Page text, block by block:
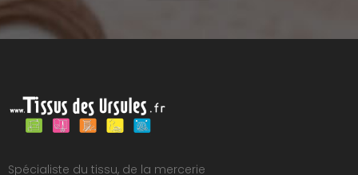
Spécialiste du tissu, de la mercerie